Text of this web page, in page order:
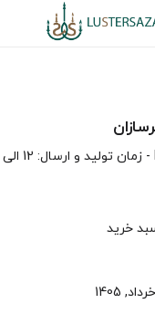
- زمان تولید و ارسال: 12 الی 18 روزکاری
خرید